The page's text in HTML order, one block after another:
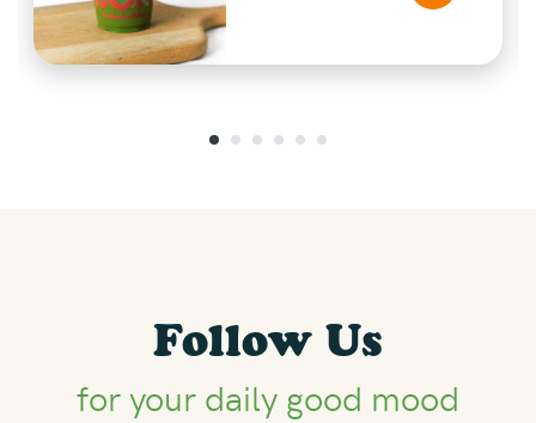
Follow Us
for your daily good mood